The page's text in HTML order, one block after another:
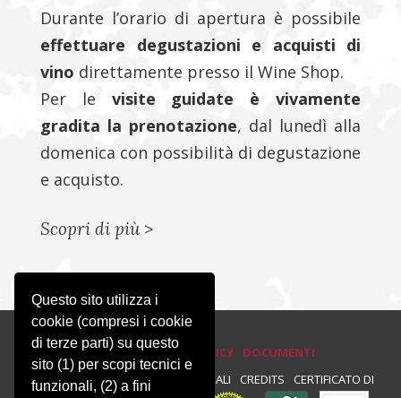
Questo sito utilizza i
cookie (compresi i cookie
di terze parti) su questo
sito (1) per scopi tecnici e
funzionali, (2) a fini
Durante l’orario di apertura è possibile
effettuare degustazioni e acquisti di
vino direttamente presso il Wine Shop.
Per le visite guidate è vivamente
gradita la prenotazione, dal lunedì alla
domenica con possibilità di degustazione
e acquisto.
Scopri di più >
PRIVACY E COOKIE POLICY
DOCUMENTI
PRIVACY NEWSLETTER NOTE LEGALI CREDITS CERTIFICATO DI